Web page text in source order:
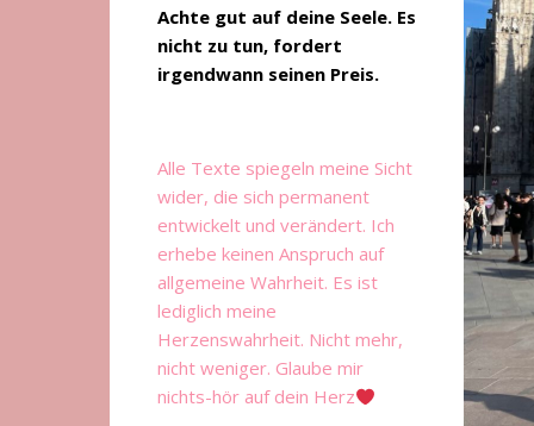
Achte gut auf deine Seele. Es
nicht zu tun, fordert
irgendwann seinen Preis.
Alle Texte spiegeln meine Sicht
wider, die sich permanent
entwickelt und verändert. Ich
erhebe keinen Anspruch auf
allgemeine Wahrheit. Es ist
lediglich meine
Herzenswahrheit. Nicht mehr,
nicht weniger. Glaube mir
nichts-hör auf dein Herz